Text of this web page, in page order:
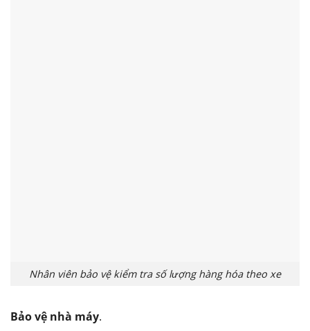
Nhân viên bảo vệ kiểm tra số lượng hàng hóa theo xe
Bảo vệ nhà máy.